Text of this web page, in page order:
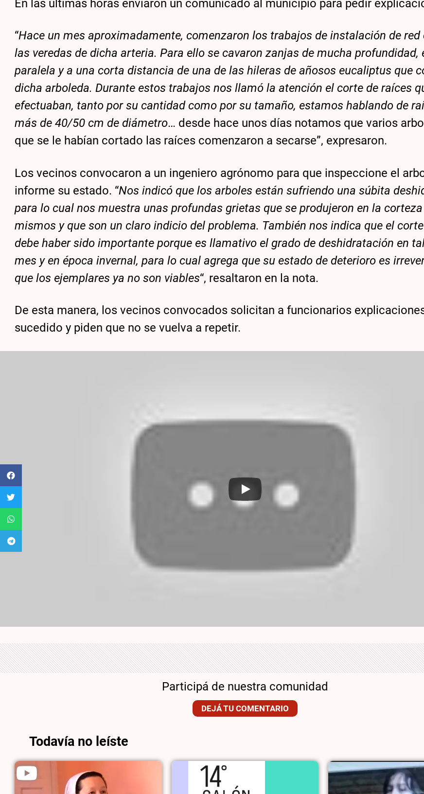
En las últimas horas enviaron un comunicado al municipio para pedir
“Hace un mes aproximadamente, comenzaron los trabajos de instalación de red
las veredas de dicha arteria. Para ello se cavaron zanjas de mucha profundidad,
paralela y a una corta distancia de una de las hileras de añosos eucaliptus que
dicha arboleda. Durante estos trabajos nos llamó la atención el corte de raíces
efectuaban, tanto por su cantidad como por su tamaño, estamos hablando de
más de 40/50 cm de diámetro… desde hace unos días notamos que varios
que se le habían cortado las raíces comenzaron a secarse”, expresaron.
Los vecinos convocaron a un ingeniero agrónomo para que inspeccione el
informe su estado. “Nos indicó que los arboles están sufriendo una súbita
para lo cual nos muestra unas profundas grietas que se produjeron en la
mismos y que son un claro indicio del problema. También nos indica que el
debe haber sido importante porque es llamativo el grado de deshidratación en
mes y en época invernal, para lo cual agrega que su estado de deterioro es
que los ejemplares ya no son viables“, resaltaron en la nota.
De esta manera, los vecinos convocados solicitan a funcionarios
sucedido y piden que no se vuelva a repetir.
Participá de nuestra comunidad
DEJÁ TU COMENTARIO
Todavía no leíste